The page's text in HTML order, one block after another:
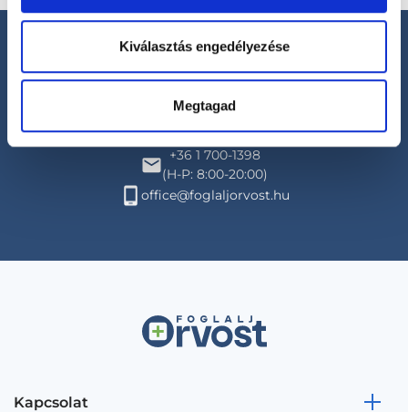
Kiválasztás engedélyezése
Megtagad
Segíthetünk?
+36 1 700-1398
(H-P: 8:00-20:00)
office@foglaljorvost.hu
Kapcsolat